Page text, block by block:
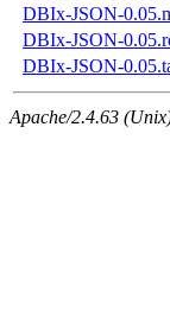
DBIx-JSON-
DBIx-JSON-
DBIx-JSON-
Apache/2.4.63